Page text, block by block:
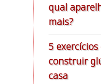
qual
mais?
5
construir
casa